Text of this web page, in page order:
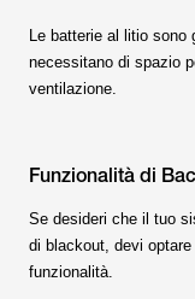
Le batterie al litio
necessitano di spazio
ventilazione.
Funzionalità di
Se desideri che il tuo
di blackout, devi
funzionalità.